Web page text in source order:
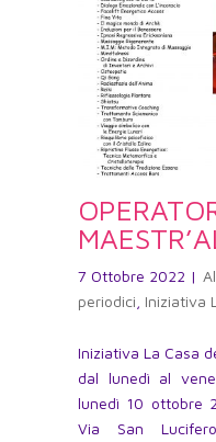
7 Ottobre 2022 |
periodici Iniziativa
Iniziativa La Casa
dal lunedì al
lunedì 10 ottobre
Via San